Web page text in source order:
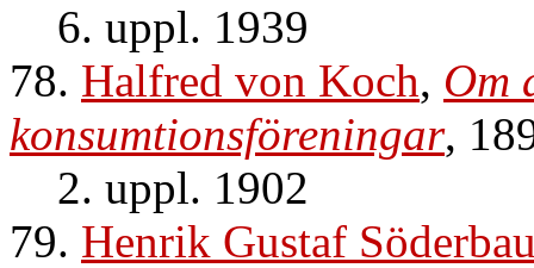
6. uppl. 1939
78. Halfred von Koch, Om
konsumtionsföreningar,
2. uppl. 1902
79. Henrik Gustaf